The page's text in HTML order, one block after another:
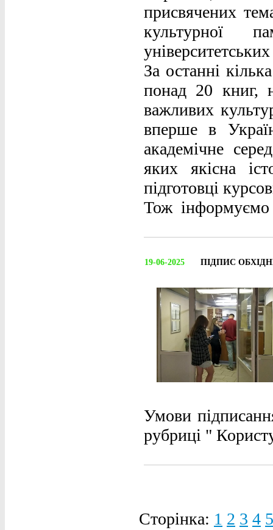
присвячених
культурної
За останні
понад 20 книг,
важливих
вперше в
академічне
яких якісна
підготовці
Тож інформуємо
19-06-2025 ПІДПИС
Умови
рубриці "
Сторінка: 1 2 3 4 5